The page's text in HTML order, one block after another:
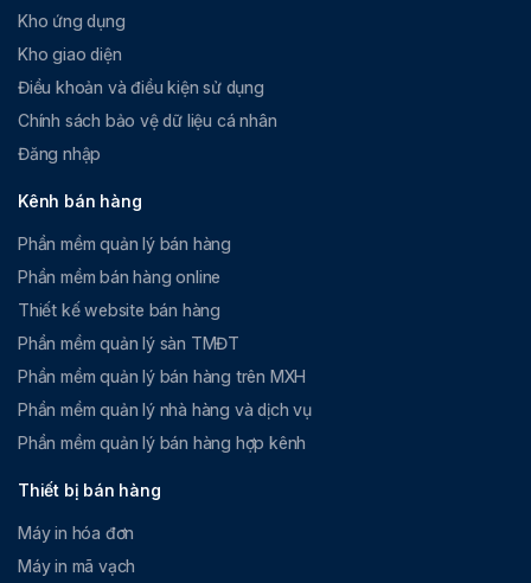
Kho ứng dụng
Kho giao diện
Điều khoản và điều kiện sử dụng
Chính sách bảo vệ dữ liệu cá nhân
Đăng nhập
Kênh bán hàng
Phần mềm quản lý bán hàng
Phần mềm bán hàng online
Thiết kế website bán hàng
Phần mềm quản lý sàn TMĐT
Phần mềm quản lý bán hàng trên MXH
Phần mềm quản lý nhà hàng và dịch vụ
Phần mềm quản lý bán hàng hợp kênh
Thiết bị bán hàng
Máy in hóa đơn
Máy in mã vạch